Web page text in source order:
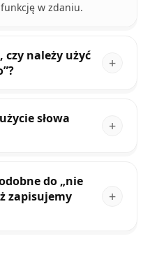
funkcję w zdaniu.
czy należy użyć
słowa
do „nie
zapisujemy